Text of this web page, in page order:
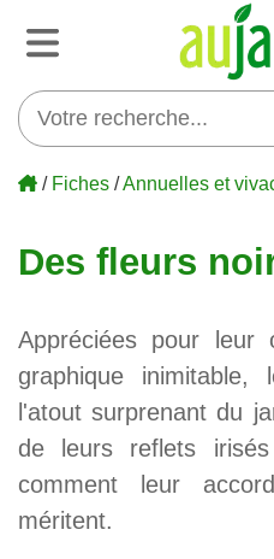
/ Fiches /Annuelles et
Des fleurs
Appréciées pour leur
graphique
l'atout surprenant du
de leurs reflets
comment leur
méritent.